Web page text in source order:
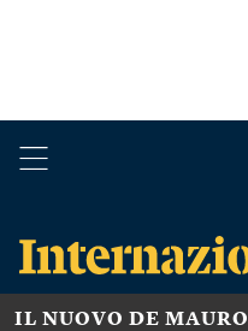
IL NUOVO DE MAURO